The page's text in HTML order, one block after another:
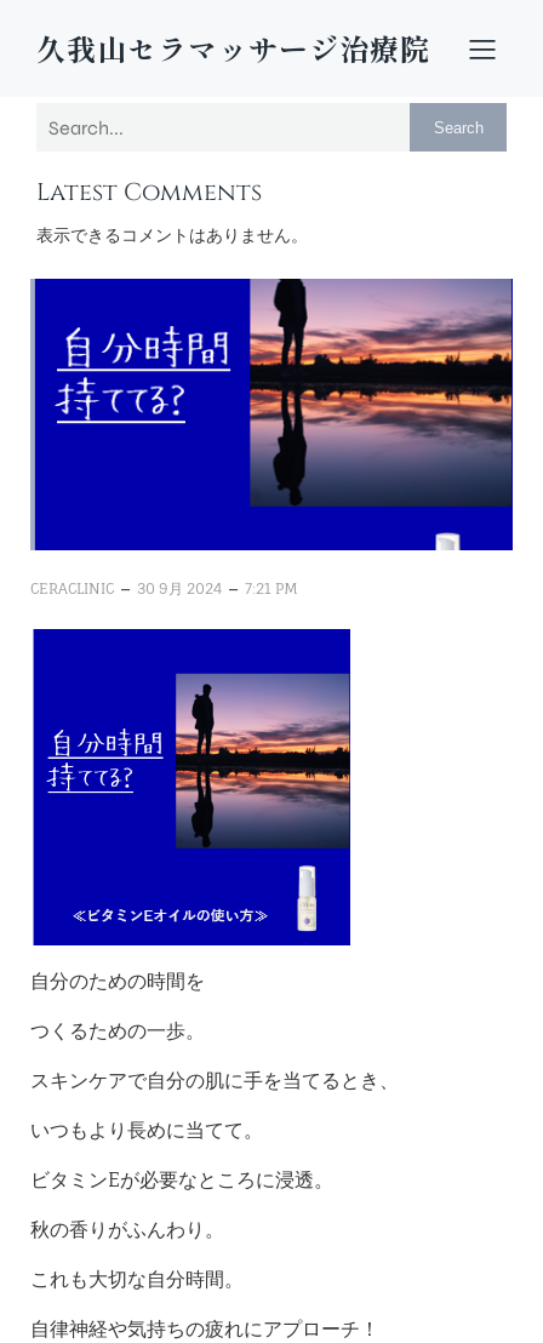
久我山セラマッサージ治療院
Search
Latest Comments
表示できるコメントはありません。
CERACLINIC – 30 9月 2024 – 7:21 PM
自分のための時間を
つくるための一歩。
スキンケアで自分の肌に手を当てるとき、
いつもより長めに当てて。
ビタミンEが必要なところに浸透。
秋の香りがふんわり。
これも大切な自分時間。
自律神経や気持ちの疲れにアプローチ！